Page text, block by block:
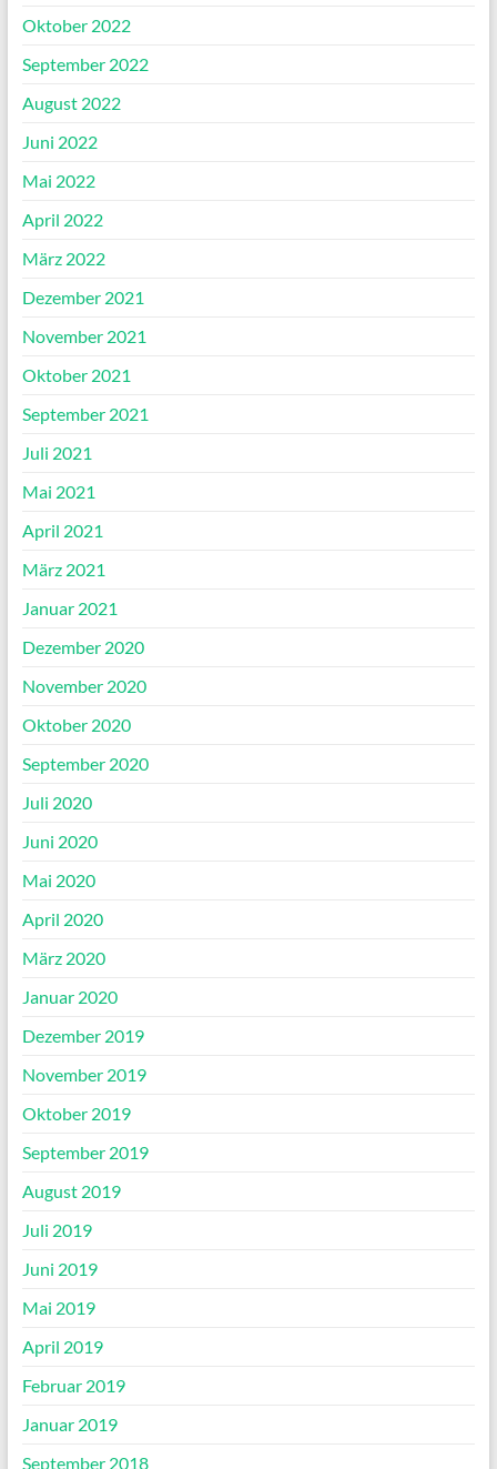
Oktober 2022
September 2022
August 2022
Juni 2022
Mai 2022
April 2022
März 2022
Dezember 2021
November 2021
Oktober 2021
September 2021
Juli 2021
Mai 2021
April 2021
März 2021
Januar 2021
Dezember 2020
November 2020
Oktober 2020
September 2020
Juli 2020
Juni 2020
Mai 2020
April 2020
März 2020
Januar 2020
Dezember 2019
November 2019
Oktober 2019
September 2019
August 2019
Juli 2019
Juni 2019
Mai 2019
April 2019
Februar 2019
Januar 2019
September 2018